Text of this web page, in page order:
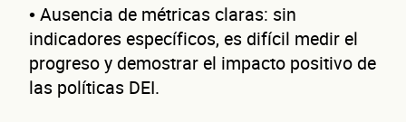
• Ausencia de métricas claras: sin
indicadores específicos, es difícil medir el
progreso y demostrar el impacto positivo de
las políticas DEI.
Primer apellido
Segundo apellido